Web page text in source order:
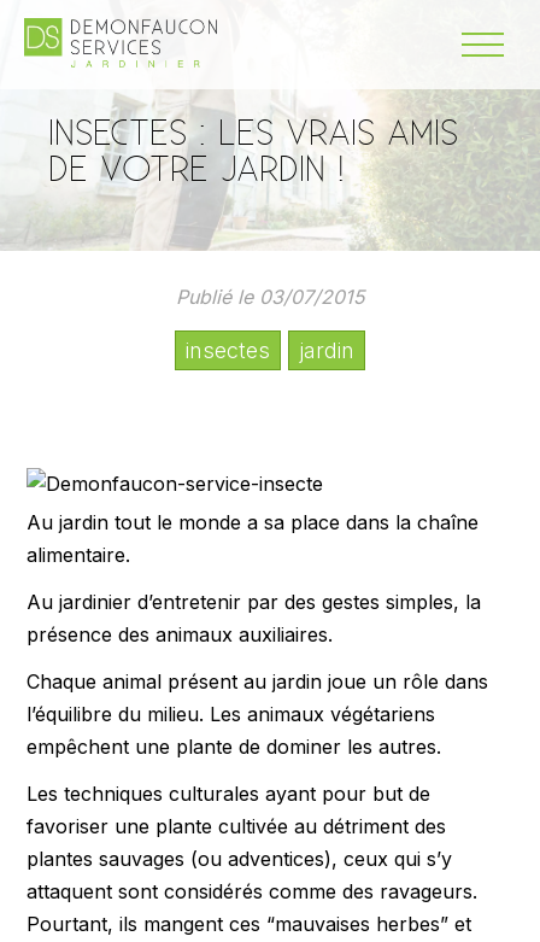
INSECTES : LES VRAIS AMIS
DE VOTRE JARDIN !
Publié le 03/07/2015
insectes jardin
Au jardin tout le monde a sa place dans la chaîne
alimentaire.
Au jardinier d’entretenir par des gestes simples, la
présence des animaux auxiliaires.
Chaque animal présent au jardin joue un rôle dans
l’équilibre du milieu. Les animaux végétariens
empêchent une plante de dominer les autres.
Les techniques culturales ayant pour but de
favoriser une plante cultivée au détriment des
plantes sauvages (ou adventices), ceux qui s’y
attaquent sont considérés comme des ravageurs.
Pourtant, ils mangent ces “mauvaises herbes” et